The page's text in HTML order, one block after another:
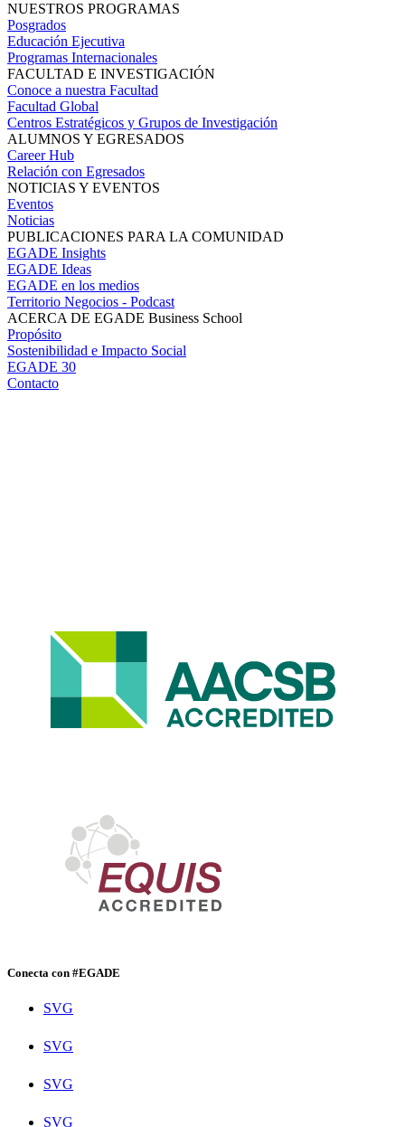
NUESTROS PROGRAMAS
Posgrados
Educación Ejecutiva
Programas Internacionales
FACULTAD E INVESTIGACIÓN
Conoce a nuestra Facultad
Facultad Global
Centros Estratégicos y Grupos de Investigación
ALUMNOS Y EGRESADOS
Career Hub
Relación con Egresados
NOTICIAS Y EVENTOS
Eventos
Noticias
PUBLICACIONES PARA LA COMUNIDAD
EGADE Insights
EGADE Ideas
EGADE en los medios
Territorio Negocios - Podcast
ACERCA DE EGADE Business School
Propósito
Sostenibilidad e Impacto Social
EGADE 30
Contacto
Conecta con #EGADE
SVG
SVG
SVG
SVG